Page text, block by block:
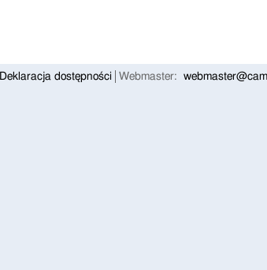
Deklaracja dostępności Webmaster: